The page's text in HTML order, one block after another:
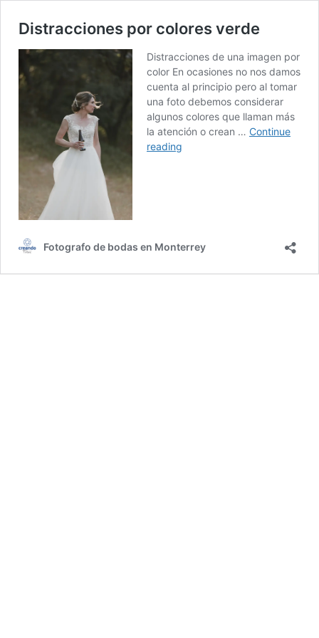
Distracciones por colores verde
Distracciones de una imagen por
color En ocasiones no nos damos
cuenta al principio pero al tomar
una foto debemos considerar
algunos colores que llaman más
la atención o crean … Continue
reading
Fotografo de bodas en Monterrey